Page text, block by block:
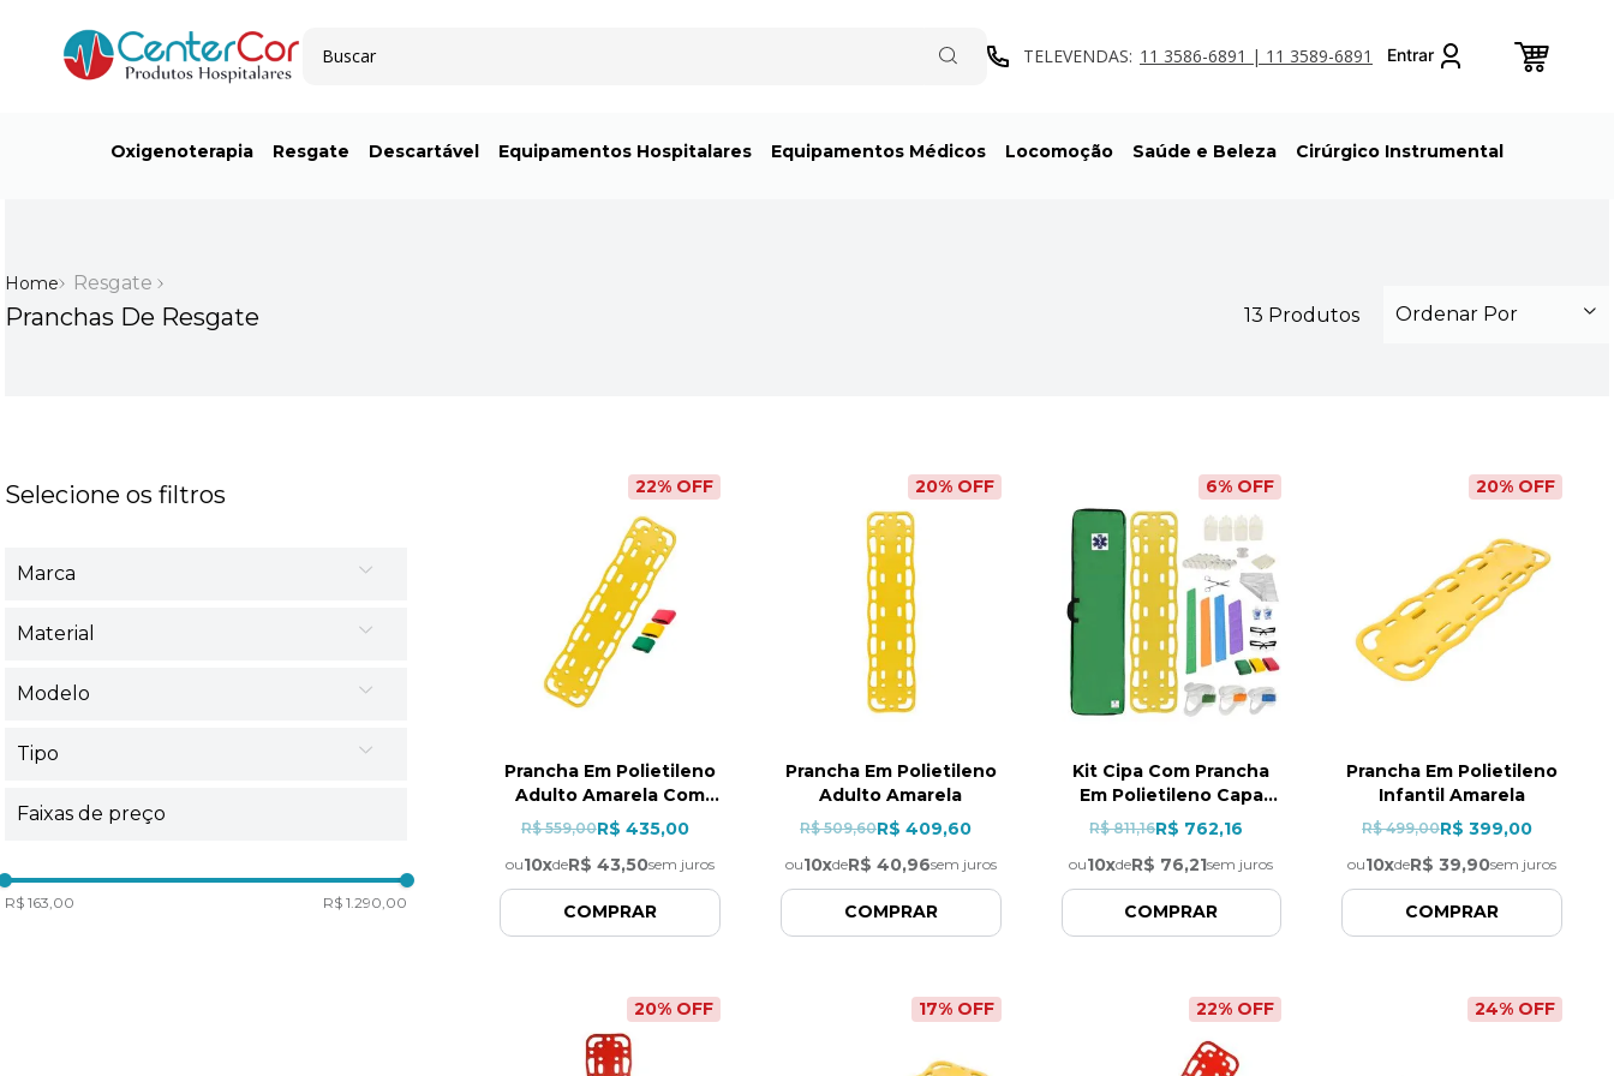
TELEVENDAS: 11 3586-6891 | 11 3589-6891
Oxigenoterapia Resgate Descartável Equipamentos Hospitalares Equipamentos Médicos Locomoção Saúde e Beleza Cirúrgico Instrumental
Resgate
Pranchas De Resgate 13 Produtos Ordenar Por
Marca
Centercor Hospitalar
Material
Polietileno
Modelo
Cipa Industrial
Tipo
Adulto
Infantil
Faixas de preço
R$ 163,00 R$ 1.290,00
Prancha Em Polietileno
Adulto Amarela Com
Cinto
R$ 559,00R$ 435,00
22% OFF
ou10xdeR$ 43,50sem juros
COMPRAR
Prancha Em Polietileno
Adulto Amarela
R$ 509,60R$ 409,60
20% OFF
ou10xdeR$ 40,96sem juros
COMPRAR
Kit Cipa Com Prancha
Em Polietileno Capa
Verde
R$ 811,16R$ 762,16
6% OFF
ou10xdeR$ 76,21sem juros
COMPRAR
Prancha Em Polietileno
Infantil Amarela
R$ 499,00R$ 399,00
20% OFF
ou10xdeR$ 39,90sem juros
COMPRAR
20% OFF 17% OFF 22% OFF 24% OFF